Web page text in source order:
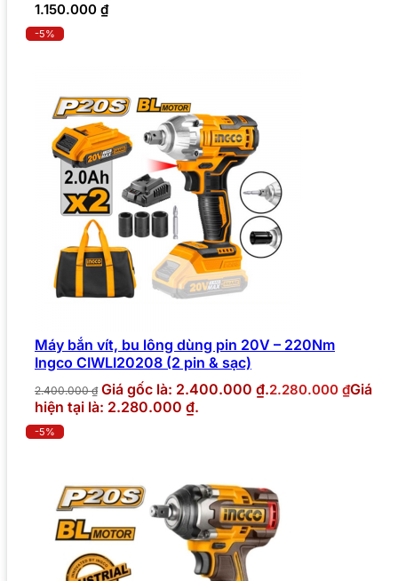
1.150.000 ₫
-5%
Máy bắn vít, bu lông dùng pin 20V – 220Nm
Ingco CIWLI20208 (2 pin & sạc)
2.400.000₫ Giá gốc là: 2.400.000 ₫.2.280.000 ₫Giá
hiện tại là: 2.280.000 ₫.
-5%